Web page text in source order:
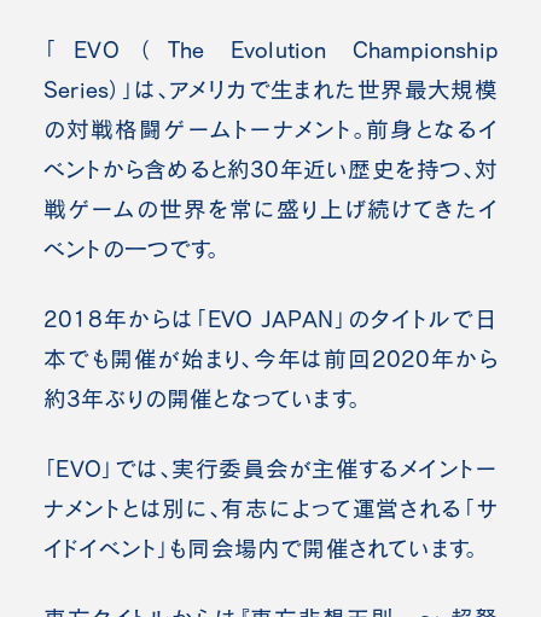
「EVO（The Evolution Championship
Series）」は、アメリカで生まれた世界最大規模
の対戦格闘ゲームトーナメント。前身となるイ
ベントから含めると約30年近い歴史を持つ、対
戦ゲームの世界を常に盛り上げ続けてきたイ
ベントの一つです。
2018年からは「EVO JAPAN」のタイトルで日
本でも開催が始まり、今年は前回2020年から
約3年ぶりの開催となっています。
「EVO」では、実行委員会が主催するメイントー
ナメントとは別に、有志によって運営される「サ
イドイベント」も同会場内で開催されています。